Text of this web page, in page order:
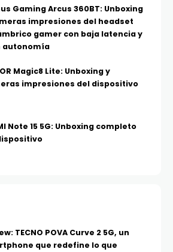
Gaming Arcus 360BT: Unboxing
impresiones del headset
gamer con baja latencia y
autonomía
Magic8 Lite: Unboxing y
impresiones del dispositivo
Note 15 5G: Unboxing completo
TECNO POVA Curve 2 5G, un
que redefine lo que